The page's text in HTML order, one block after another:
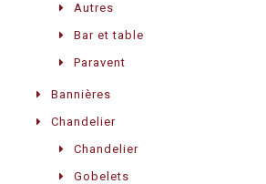
Autres
Bar et table
Paravent
Bannières
Chandelier
Chandelier
Gobelets